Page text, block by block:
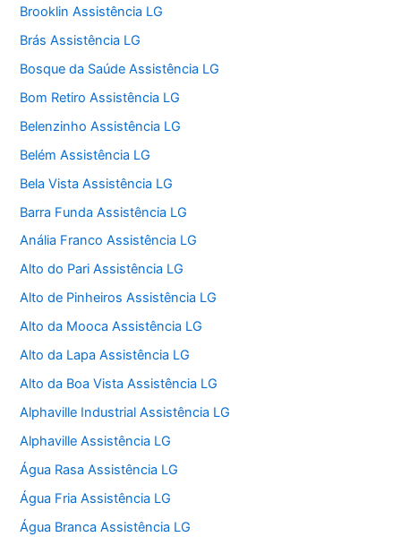
Brooklin Assistência LG
Brás Assistência LG
Bosque da Saúde Assistência LG
Bom Retiro Assistência LG
Belenzinho Assistência LG
Belém Assistência LG
Bela Vista Assistência LG
Barra Funda Assistência LG
Anália Franco Assistência LG
Alto do Pari Assistência LG
Alto de Pinheiros Assistência LG
Alto da Mooca Assistência LG
Alto da Lapa Assistência LG
Alto da Boa Vista Assistência LG
Alphaville Industrial Assistência LG
Alphaville Assistência LG
Água Rasa Assistência LG
Água Fria Assistência LG
Água Branca Assistência LG